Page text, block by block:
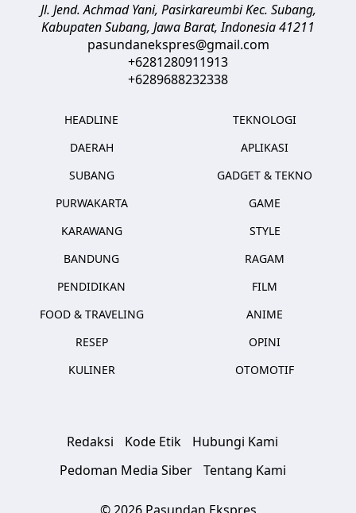
Jl. Jend. Achmad Yani, Pasirkareumbi Kec. Subang,
Kabupaten Subang, Jawa Barat,Indonesia41211
pasundanekspres@gmail.com
+6281280911913
+6289688232338
HEADLINE
DAERAH
SUBANG
PURWAKARTA
KARAWANG
BANDUNG
PENDIDIKAN
FOOD & TRAVELING
RESEP
KULINER
TEKNOLOGI
APLIKASI
GADGET & TEKNO
GAME
STYLE
RAGAM
FILM
ANIME
OPINI
OTOMOTIF
Redaksi Kode Etik
Hubungi Kami
Pedoman Media Siber
Tentang Kami